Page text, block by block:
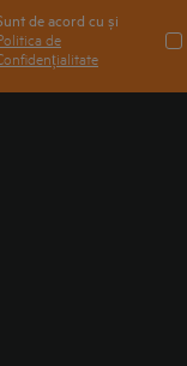
de acord cu și
de